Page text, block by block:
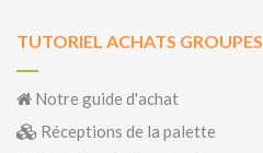
TUTORIEL ACHATS GROUPES
Notre guide d'achat
Réceptions de la palette